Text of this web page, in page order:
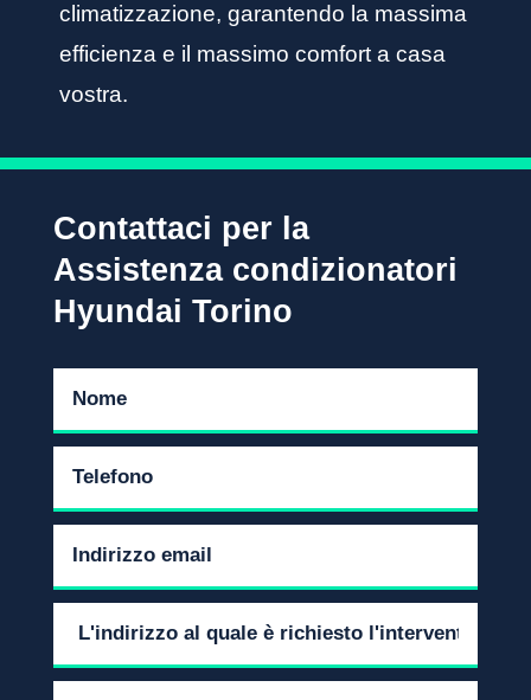
climatizzazione, garantendo la massima
efficienza e il massimo comfort a casa
vostra.
Contattaci per la
Assistenza condizionatori
Hyundai Torino